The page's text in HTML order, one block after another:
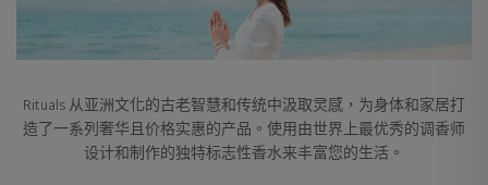
Rituals 从亚洲文化的古老智慧和传统中汲取灵感，为身体和家居打
造了一系列奢华且价格实惠的产品。使用由世界上最优秀的调香师
设计和制作的独特标志性香水来丰富您的生活。